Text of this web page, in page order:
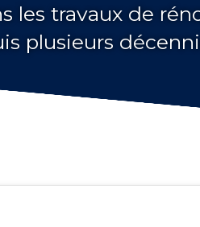
les travaux de
plusieurs